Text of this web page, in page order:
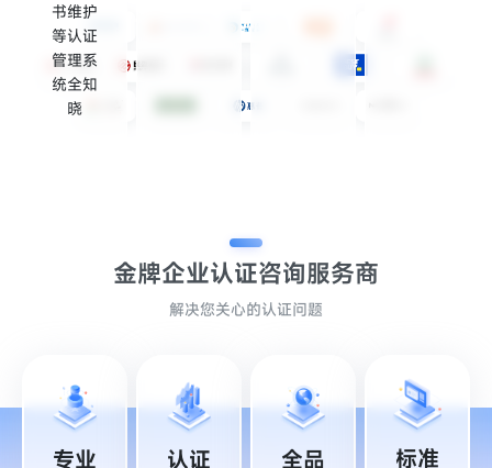
书维护
等认证
管理系
统全知
晓
金牌企业认证咨询服务商
解决您关心的认证问题
专业
认证
全品
标准